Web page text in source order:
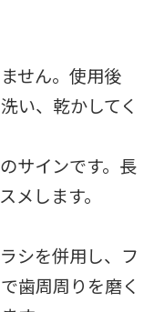
せん。使用後
い、乾かしてく
サインです。長
メします。
シを併用し、フ
歯周周りを磨く